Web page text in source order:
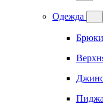
Одежда
Брюки